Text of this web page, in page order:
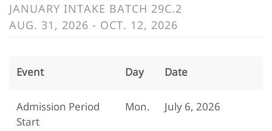
JANUARY INTAKE BATCH 29C.2
AUG. 31, 2026 - OCT. 12, 2026
Event Day Date
Admission Period
Start
Mon. July 6, 2026